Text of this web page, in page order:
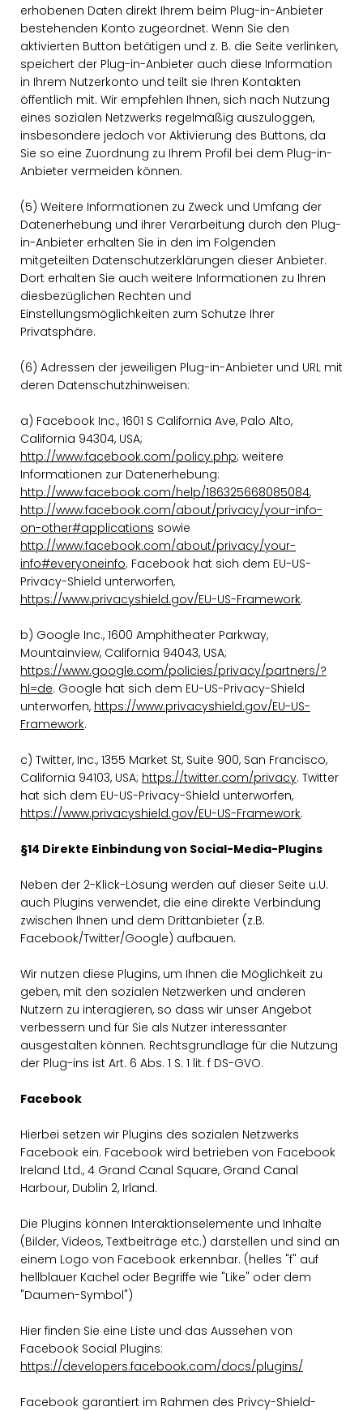
erhobenen Daten direkt Ihrem beim Plug-in-Anbieter
bestehenden Konto zugeordnet. Wenn Sie den
aktivierten Button betätigen und z. B. die Seite verlinken,
speichert der Plug-in-Anbieter auch diese Information
in Ihrem Nutzerkonto und teilt sie Ihren Kontakten
öffentlich mit. Wir empfehlen Ihnen, sich nach Nutzung
eines sozialen Netzwerks regelmäßig auszuloggen,
insbesondere jedoch vor Aktivierung des Buttons, da
Sie so eine Zuordnung zu Ihrem Profil bei dem Plug-in-
Anbieter vermeiden können.
(5) Weitere Informationen zu Zweck und Umfang der
Datenerhebung und ihrer Verarbeitung durch den Plug-
in-Anbieter erhalten Sie in den im Folgenden
mitgeteilten Datenschutzerklärungen dieser Anbieter.
Dort erhalten Sie auch weitere Informationen zu Ihren
diesbezüglichen Rechten und
Einstellungsmöglichkeiten zum Schutze Ihrer
Privatsphäre.
(6) Adressen der jeweiligen Plug-in-Anbieter und URL mit
deren Datenschutzhinweisen:
a) Facebook Inc., 1601 S California Ave, Palo Alto,
California 94304, USA;
http://www.facebook.com/policy.php; weitere
Informationen zur Datenerhebung:
http://www.facebook.com/help/186325668085084,
http://www.facebook.com/about/privacy/your-info-
on-other#applications sowie
http://www.facebook.com/about/privacy/your-
info#everyoneinfo. Facebook hat sich dem EU-US-
Privacy-Shield unterworfen,
https://www.privacyshield.gov/EU-US-Framework.
b) Google Inc., 1600 Amphitheater Parkway,
Mountainview, California 94043, USA;
https://www.google.com/policies/privacy/partners/?
hl=de. Google hat sich dem EU-US-Privacy-Shield
unterworfen, https://www.privacyshield.gov/EU-US-
Framework.
c) Twitter, Inc., 1355 Market St, Suite 900, San Francisco,
California 94103, USA; https://twitter.com/privacy. Twitter
hat sich dem EU-US-Privacy-Shield unterworfen,
https://www.privacyshield.gov/EU-US-Framework.
§14 Direkte Einbindung von Social-Media-Plugins
Neben der 2-Klick-Lösung werden auf dieser Seite u.U.
auch Plugins verwendet, die eine direkte Verbindung
zwischen Ihnen und dem Drittanbieter (z.B.
Facebook/Twitter/Google) aufbauen.
Wir nutzen diese Plugins, um Ihnen die Möglichkeit zu
geben, mit den sozialen Netzwerken und anderen
Nutzern zu interagieren, so dass wir unser Angebot
verbessern und für Sie als Nutzer interessanter
ausgestalten können. Rechtsgrundlage für die Nutzung
der Plug-ins ist Art. 6 Abs. 1 S. 1 lit. f DS-GVO.
Facebook
Hierbei setzen wir Plugins des sozialen Netzwerks
Facebook ein. Facebook wird betrieben von Facebook
Ireland Ltd., 4 Grand Canal Square, Grand Canal
Harbour, Dublin 2, Irland.
Die Plugins können Interaktionselemente und Inhalte
(Bilder, Videos, Textbeiträge etc.) darstellen und sind an
einem Logo von Facebook erkennbar. (helles "f" auf
hellblauer Kachel oder Begriffe wie "Like" oder dem
"Daumen-Symbol")
Hier finden Sie eine Liste und das Aussehen von
Facebook Social Plugins:
https://developers.facebook.com/docs/plugins/
Facebook garantiert im Rahmen des Privcy-Shield-